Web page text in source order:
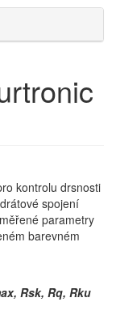
kontrolu drsnosti
spojení
parametry
barevném
Rsk, Rq, Rku